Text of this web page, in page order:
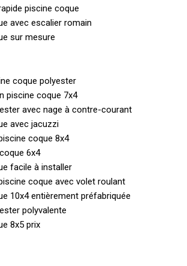
piscine coque
avec escalier romain
sur mesure
coque polyester
piscine coque 7x4
avec nage à contre-courant
avec jacuzzi
coque 8x4
6x4
facile à installer
coque avec volet roulant
10x4 entièrement préfabriquée
polyvalente
8x5 prix